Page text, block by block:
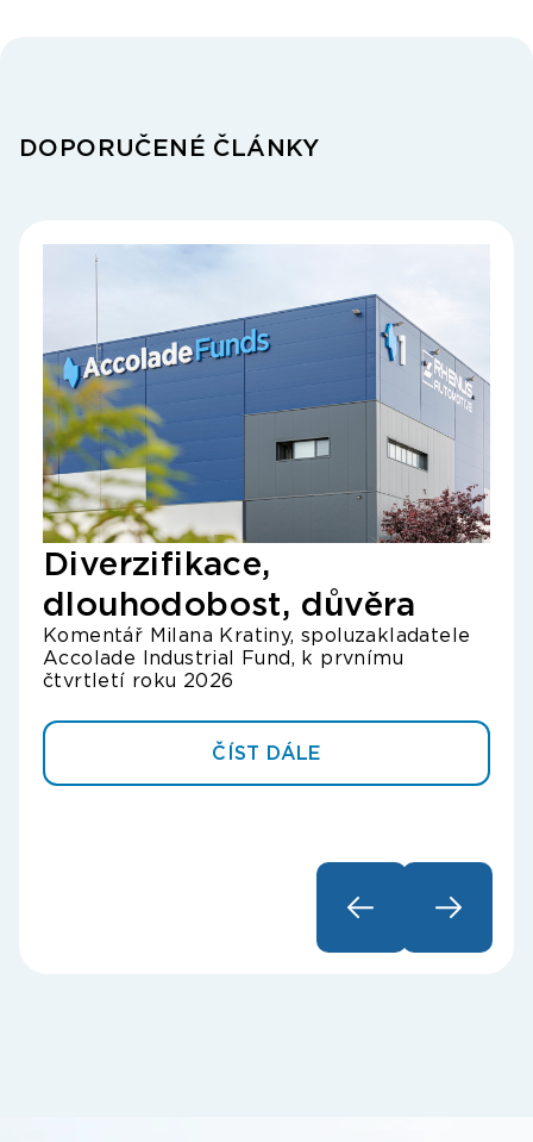
DOPORUČENÉ ČLÁNKY
Diverzifikace,
dlouhodobost, důvěra
Komentář Milana Kratiny, spoluzakladatele
Accolade Industrial Fund, k prvnímu
čtvrtletí roku 2026
ČÍST DÁLE